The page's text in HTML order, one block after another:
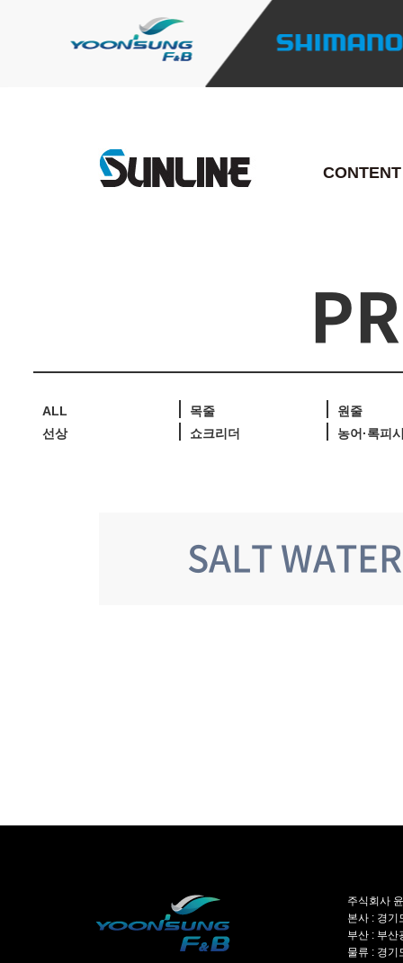
CONTENT
ALL 목줄
원줄
선상
쇼크리더 농어·록피
SALT WATER
주식회사
본사 : 경
부산 : 부
물류 : 경